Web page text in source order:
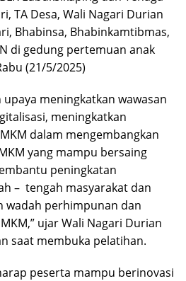
TA Desa, Wali Nagari Durian
Bhabinsa, Bhabinkamtibmas,
di gedung pertemuan anak
(21/5/2025)
meningkatkan wawasan
meningkatkan
dalam mengembangkan
yang mampu bersaing
peningkatan
– tengah masyarakat dan
wadah perhimpunan dan
ujar Wali Nagari Durian
saat membuka pelatihan.
peserta mampu berinovasi